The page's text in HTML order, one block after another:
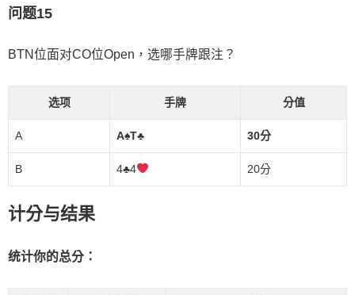
问题15
BTN位面对CO位Open，选哪手牌跟注？
选项 手牌 分值
A A♠T♣ 30分
B 4♣4 20分
计分与结果
统计你的总分：